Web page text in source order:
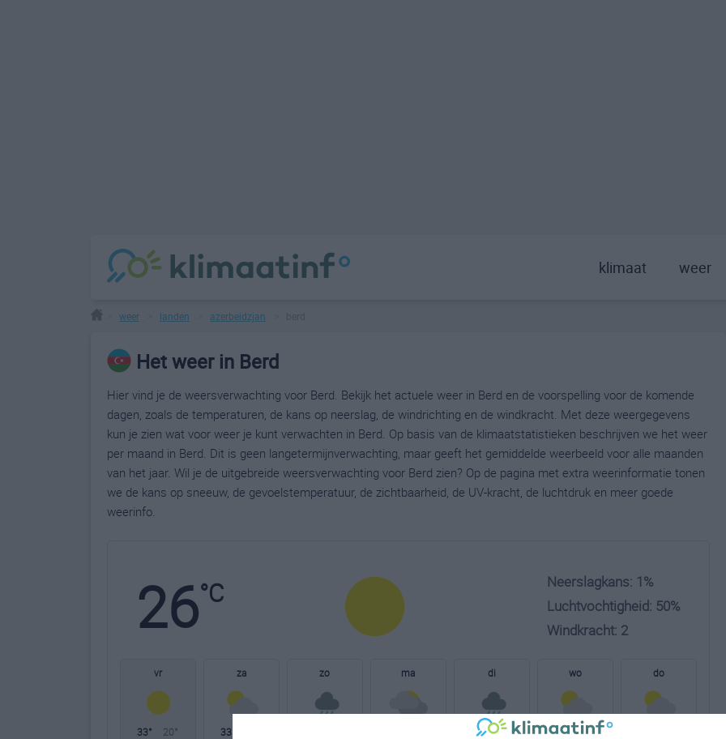
klimaat weer
weer landen azerbeidzjan
Het weer in Berd
Hier vind je de weersverwachting voor Berd. Bekijk het actuele weer in Berd en de voorspelling voor de komende
dagen, zoals de temperaturen, de kans op neerslag, de windrichting en de windkracht. Met deze weergegevens
kun je zien wat voor weer je kunt verwachten in Berd. Op basis van de klimaatstatistieken beschrijven we het weer
per maand in Berd. Dit is geen langetermijnverwachting, maar geeft het gemiddelde weerbeeld voor alle maanden
van het jaar. Wil je de uitgebreide weersverwachting voor Berd zien? Op de pagina met extra weerinformatie tonen
we de kans op sneeuw, de gevoelstemperatuur, de zichtbaarheid, de UV-kracht, de luchtdruk en meer goede
weerinfo.
26°C
Neerslagkans: 1%
Luchtvochtigheid: 50%
Windkracht: 2
vr
33° 20°
za
33°
zo ma di
26° 20°
wo
33° 21°
do